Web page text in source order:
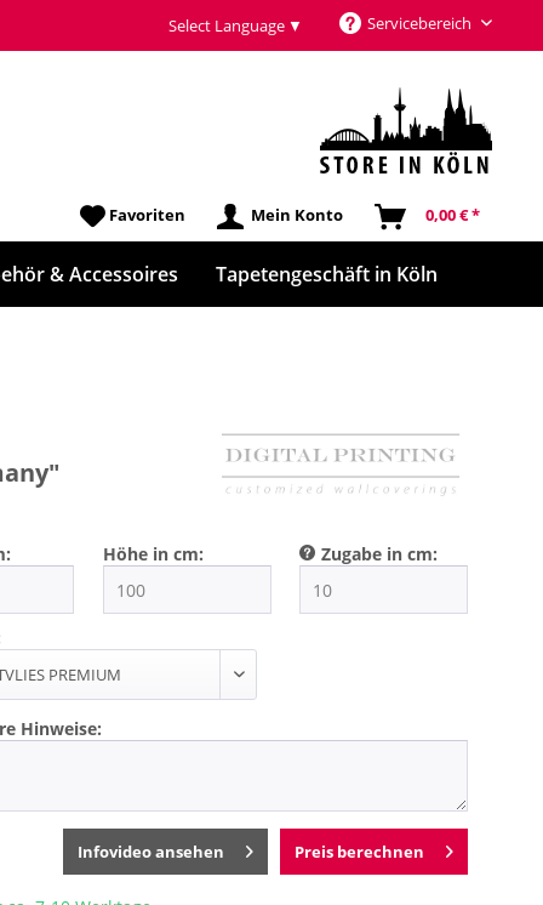
Servicebereich
Select Language ▼
Favoriten Mein Konto 0,00 € *
& Accessoires Tapetengeschäft in Köln
Höhe in cm: Zugabe in cm:
Hinweise:
Preis berechnen
Infovideo ansehen